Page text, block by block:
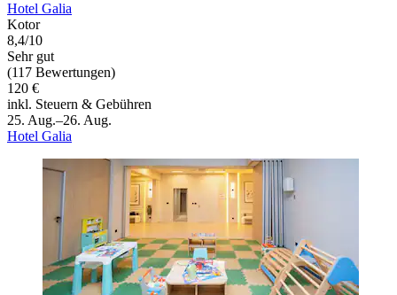
Hotel Galia
Kotor
8,4/10
Sehr gut
(117 Bewertungen)
120 €
inkl. Steuern & Gebühren
25. Aug.–26. Aug.
Hotel Galia